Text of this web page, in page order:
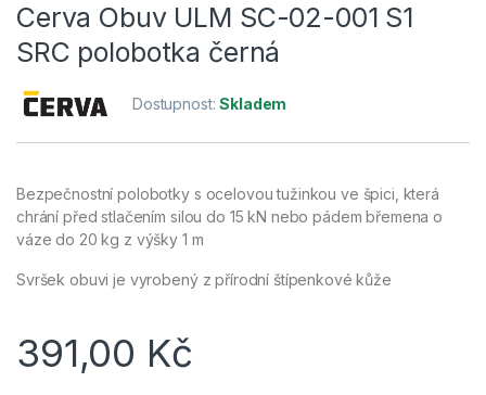
Cerva Obuv ULM SC-02-001 S1
SRC polobotka černá
Dostupnost:Skladem
Bezpečnostní polobotky s ocelovou tužinkou ve špici, která
chrání před stlačením silou do 15 kN nebo pádem břemena o
váze do 20 kg z výšky 1 m
Svršek obuvi je vyrobený z přírodní štípenkové kůže
391,00 Kč